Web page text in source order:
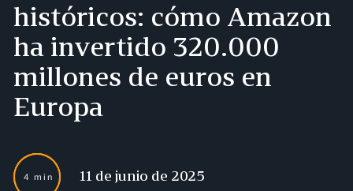
históricos: cómo Amazon
ha invertido 320.000
millones de euros en
Europa
4 min 11 de junio de 2025